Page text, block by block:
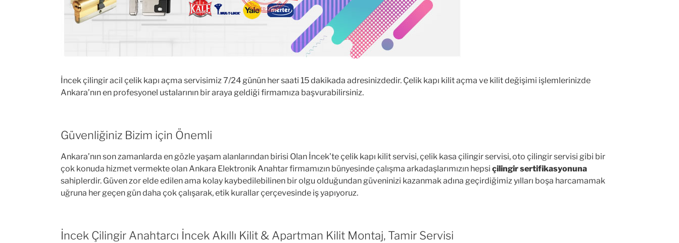
İncek çilingir acil çelik kapı açma servisimiz 7/24 günün her saati 15 dakikada adresinizdedir. Çelik kapı kilit açma ve kilit değişimi işlemlerinizde
Ankara’nın en profesyonel ustalarının bir araya geldiği firmamıza başvurabilirsiniz.
Güvenliğiniz Bizim için Önemli
Ankara’nın son zamanlarda en gözle yaşam alanlarından birisi Olan İncek’te çelik kapı kilit servisi, çelik kasa çilingir servisi, oto çilingir servisi gibi bir
çok konuda hizmet vermekte olan Ankara Elektronik Anahtar firmamızın bünyesinde çalışma arkadaşlarımızın hepsi çilingir sertifikasyonuna
sahiplerdir. Güven zor elde edilen ama kolay kaybedilebilinen bir olgu olduğundan güveninizi kazanmak adına geçirdiğimiz yılları boşa harcamamak
uğruna her geçen gün daha çok çalışarak, etik kurallar çerçevesinde iş yapıyoruz.
İncek Çilingir Anahtarcı İncek Akıllı Kilit & Apartman Kilit Montaj, Tamir Servisi